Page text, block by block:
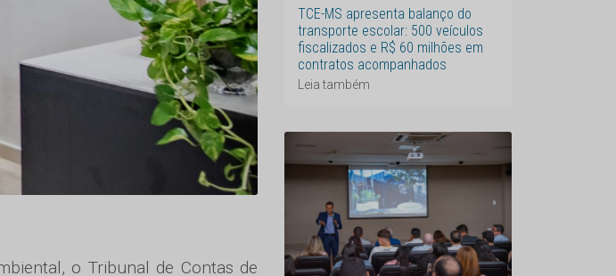
o Tribunal de Contas de
TCE-MS apresenta balanço do
transporte escolar: 500 veículos
fiscalizados e R$ 60 milhões em
contratos acompanhados
Leia também